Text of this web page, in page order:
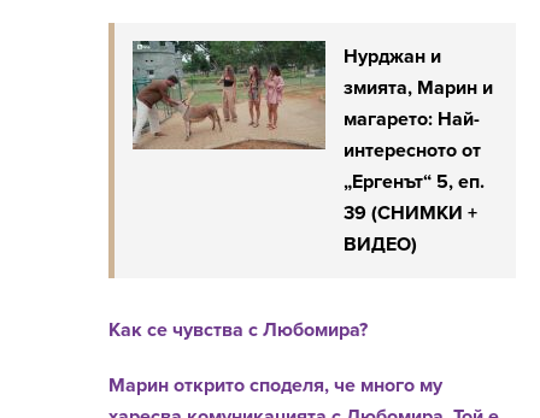
Нурджан и
змията, Марин и
магарето: Най-
интересното от
„Ергенът“ 5, еп.
39 (СНИМКИ +
ВИДЕО)
Как се чувства с Любомира?
Марин открито споделя, че много му